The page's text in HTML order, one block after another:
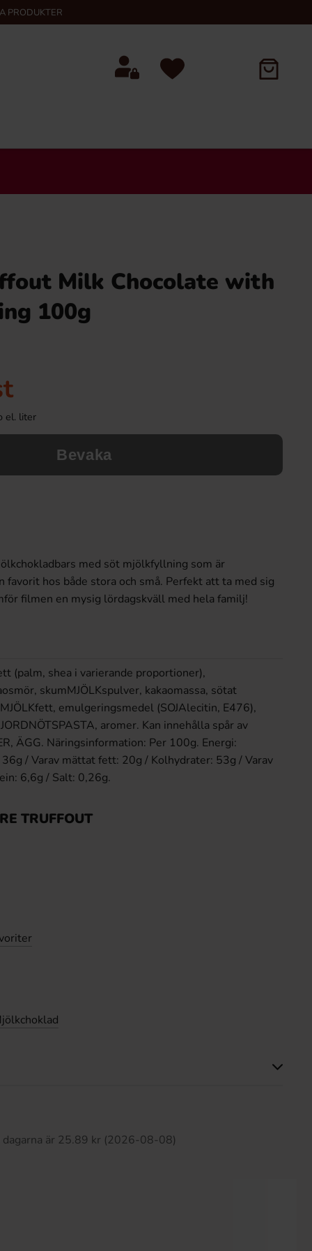
PRODUKTER
Milk Chocolate with
100g
el. liter
Bevaka
med söt mjölkfyllning som är
favorit hos både stora och små. Perfekt att ta med sig
filmen en mysig lördagskväll med hela familj!
(palm, shea i varierande proportioner),
skumMJÖLKspulver, kakaomassa, sötat
emulgeringsmedel (SOJAlecitin, E476),
aromer. Kan innehålla spår av
ÄGG. Näringsinformation: Per 100g. Energi:
/ Varav mättat fett: 20g / Kolhydrater: 53g / Varav
6,6g / Salt: 0,26g.
TRUFFOUT
är 25.89 kr (2026-08-08)